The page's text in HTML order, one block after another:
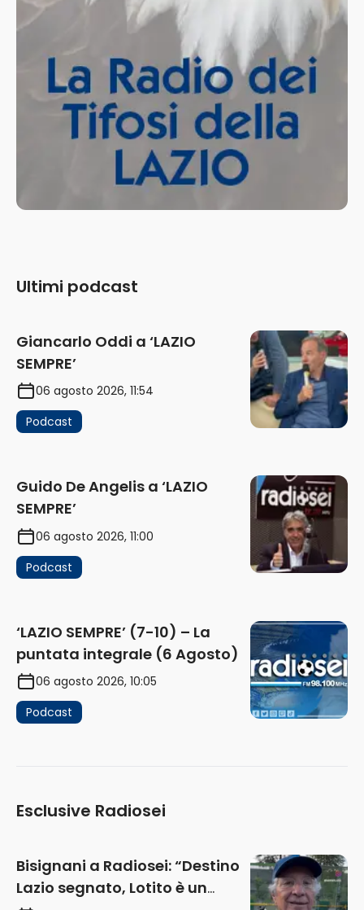
Ultimi podcast
Giancarlo Oddi a ‘LAZIO
SEMPRE’
06 agosto 2026, 11:54
Podcast
Guido De Angelis a ‘LAZIO
SEMPRE’
06 agosto 2026, 11:00
Podcast
‘LAZIO SEMPRE’ (7-10) – La
puntata integrale (6 Agosto)
06 agosto 2026, 10:05
Podcast
Esclusive Radiosei
Bisignani a Radiosei: “Destino
Lazio segnato, Lotito è un